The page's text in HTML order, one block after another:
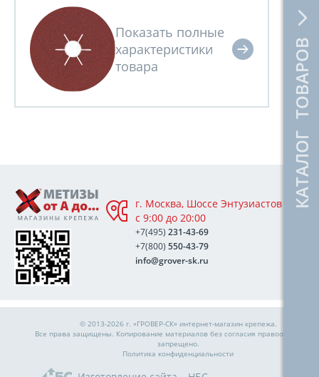
КАТАЛОГ ТОВАРОВ
г. Москва, Шоссе Энтузиастов 76А,
с 9:00 до 20:00
+7(495) 231-43-69
+7(800) 550-43-79
info@grover-sk.ru
© 2013-2026 г. «ГРОВЕР-СК» интернет-магазин крепежа.
Все права защищены. Копирование материалов без согласия
запрещено.
Политика конфиденциальности